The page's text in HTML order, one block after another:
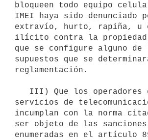
bloqueen todo equipo
IMEI haya sido denunciado
extravío, hurto, rapiña, u
ilícito contra la
que se configure alguno de
supuestos que se
reglamentación.
servicios de
incumplan con la norma
ser objeto de las sanciones
enumeradas en el artículo